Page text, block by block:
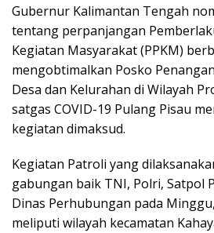
Gubernur Kalimantan Tengah
tentang perpanjangan
Kegiatan Masyarakat (PPKM)
mengobtimalkan Posko
Desa dan Kelurahan di Wilayah
satgas COVID-19 Pulang Pisau
kegiatan dimaksud.
Kegiatan Patroli yang
gabungan baik TNI, Polri, Satpol
Dinas Perhubungan pada
meliputi wilayah kecamatan